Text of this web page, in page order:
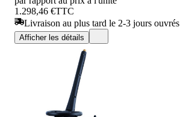
1.298,46 €TTC
Livraison au plus tard le 2-3 jours ouvrés
Afficher les détails